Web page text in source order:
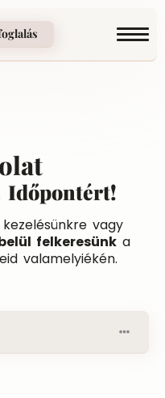
Időpontért!
vagy
felkeresünk a
valamelyiékén.